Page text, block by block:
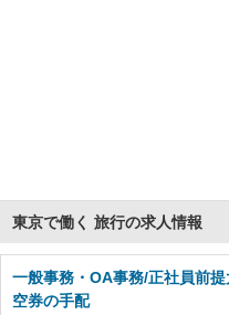
東京で働く 旅行の求人情報
一般事務・OA事務/正社員前
空券の手配